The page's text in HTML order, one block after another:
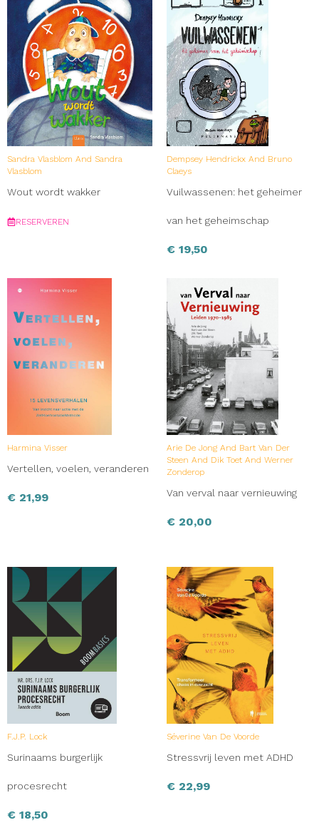
Sandra Vlasblom And Sandra
Vlasblom
Wout wordt wakker
RESERVEREN
Dempsey Hendrickx And Bruno
Claeys
Vuilwassenen: het geheimer
van het geheimschap
€ 19,50
Harmina Visser
Vertellen, voelen, veranderen
€ 21,99
Arie De Jong And Bart Van Der
Steen And Dik Toet And Werner
Zonderop
Van verval naar vernieuwing
€ 20,00
F.J.P. Lock
Surinaams burgerlijk
procesrecht
€ 18,50
Séverine Van De Voorde
Stressvrij leven met ADHD
€ 22,99